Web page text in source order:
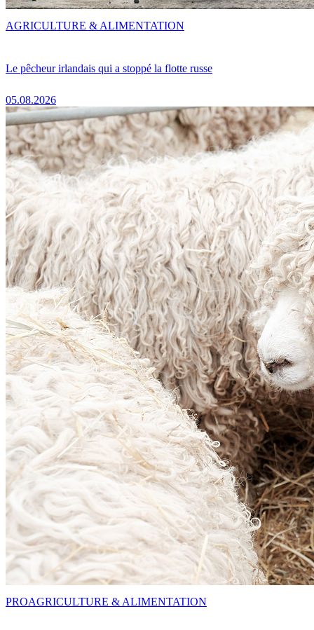
Le pêcheur irlandais qui a stoppé la flotte russe
05.08.2026
AGRICULTURE & ALIMENTATION
PROAGRICULTURE & ALIMENTATION